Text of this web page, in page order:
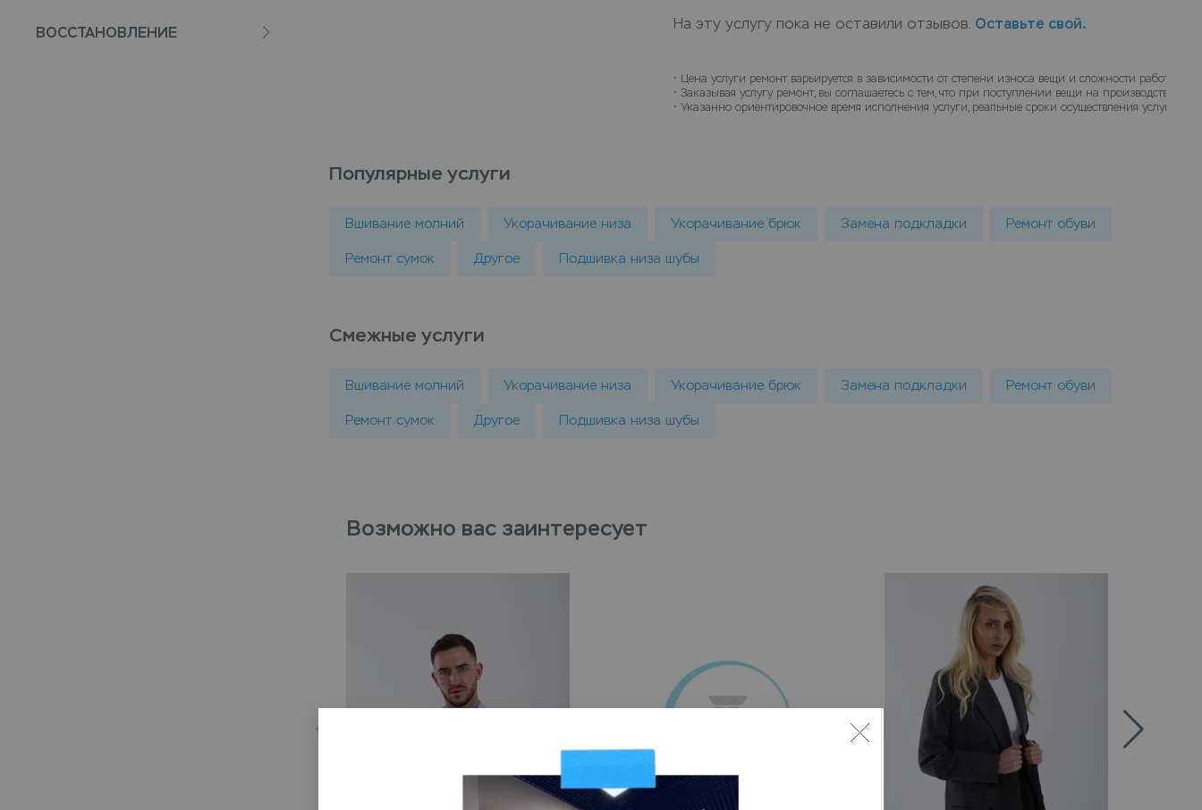
ВОССТАНОВЛЕНИЕ
На эту услугу пока не оставили отзывов. Оставьте свой.
• Цена услуги ремонт варьируется в зависимости от степени износа вещи и сложности работ.
• Заказывая услугу ремонт, вы соглашаетесь с тем, что при поступлении вещи на производство
• Указанно ориентировочное время исполнения услуги, реальные сроки осуществления услуги
Популярные услуги
Вшивание молний Укорачивание низа Укорачивание брюк Замена подкладки Ремонт обуви
Ремонт сумок Другое Подшивка низа шубы
Смежные услуги
Вшивание молний Укорачивание низа Укорачивание брюк Замена подкладки Ремонт обуви
Ремонт сумок Другое Подшивка низа шубы
Возможно вас заинтересует